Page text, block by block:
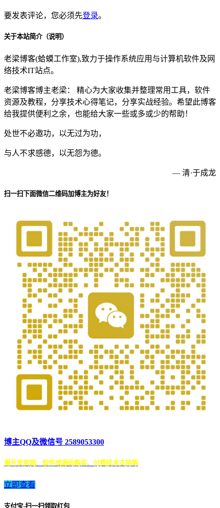
要发表评论，您必须先登录。
关于本站简介（说明）
老梁博客(蛤蟆工作室),致力于操作系统应用与计算机软件及网
络技术IT站点。
老梁博客博主老梁： 精心为大家收集并整理常用工具，软件
资源及教程，分享技术心得笔记，分享实战经验。希望此博客
给我提供便利之余，也能给大家一些或多或少的帮助！
处世不必邀功，以无过为功，
与人不求感德，以无怨为德。
— 清·于成龙
扫一扫下面微信二维码加博主为好友！
博主QQ及微信号 2589053300
需开发官网、软件或源码购买、付费技术支持等
立即查看
支付宝-扫一扫领取红包